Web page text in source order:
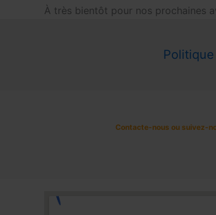
À très bientôt pour nos prochaines
Contacte-nous ou suivez-